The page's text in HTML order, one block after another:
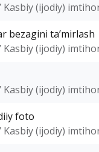
(ijodiy)
bezagini taʼmirlash
(ijodiy)
(ijodiy)
foto
(ijodiy)